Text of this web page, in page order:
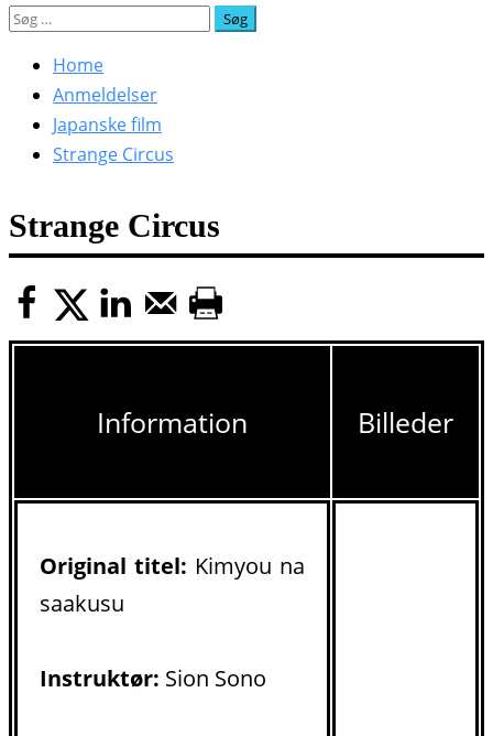
Søg
Home
Anmeldelser
Japanske film
Strange Circus
Strange Circus
Information Billeder
Original titel: Kimyou na
saakusu
Instruktør: Sion Sono